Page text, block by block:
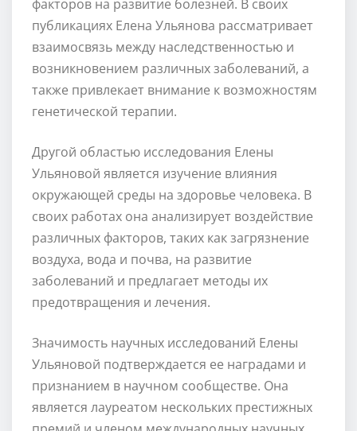
факторов на развитие болезней. В своих
публикациях Елена Ульянова рассматривает
взаимосвязь между наследственностью и
возникновением различных заболеваний, а
также привлекает внимание к возможностям
генетической терапии.
Другой областью исследования Елены
Ульяновой является изучение влияния
окружающей среды на здоровье человека. В
своих работах она анализирует воздействие
различных факторов, таких как загрязнение
воздуха, вода и почва, на развитие
заболеваний и предлагает методы их
предотвращения и лечения.
Значимость научных исследований Елены
Ульяновой подтверждается ее наградами и
признанием в научном сообществе. Она
является лауреатом нескольких престижных